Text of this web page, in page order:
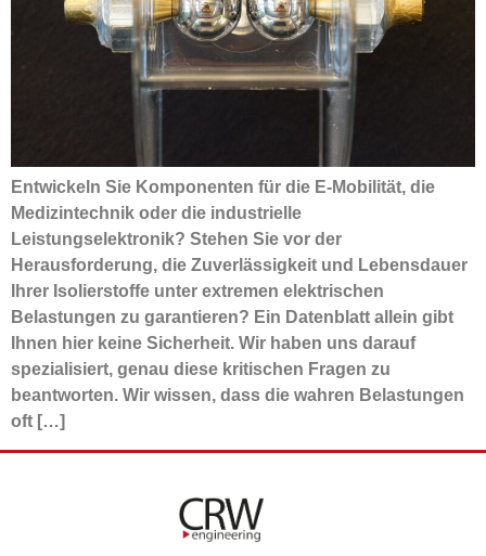
Entwickeln Sie Komponenten für die E-Mobilität, die
Medizintechnik oder die industrielle
Leistungselektronik? Stehen Sie vor der
Herausforderung, die Zuverlässigkeit und Lebensdauer
Ihrer Isolierstoffe unter extremen elektrischen
Belastungen zu garantieren? Ein Datenblatt allein gibt
Ihnen hier keine Sicherheit. Wir haben uns darauf
spezialisiert, genau diese kritischen Fragen zu
beantworten. Wir wissen, dass die wahren Belastungen
oft […]